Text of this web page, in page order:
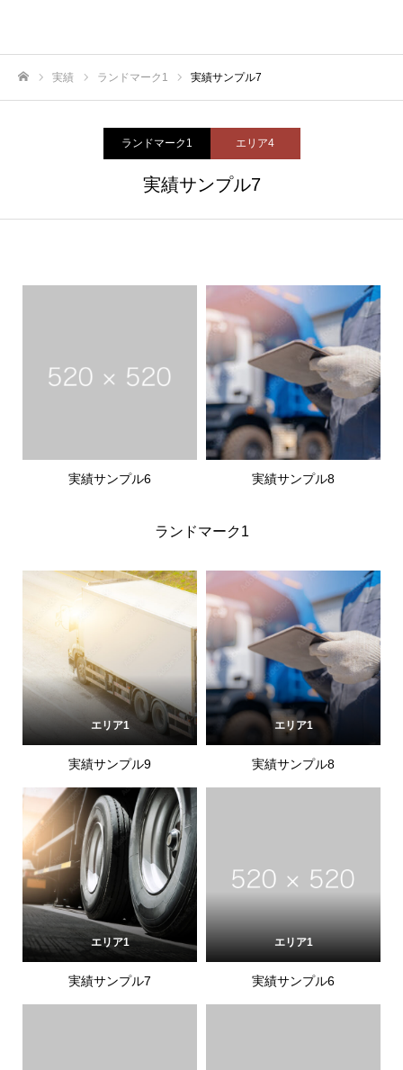
実績 ランドマーク1 実績サンプル7
ランドマーク1 エリア4
実績サンプル7
実績サンプル6 実績サンプル8
ランドマーク1
エリア1
実績サンプル9
エリア1
実績サンプル8
エリア1
実績サンプル7
エリア1
実績サンプル6